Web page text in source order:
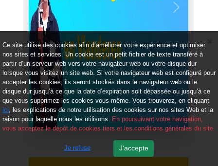
Précédent Suivant
Ce site utilise des cookies afin d’améliorer votre expérience et optimiser
nos sites et services. Un cookie est un petit fichier de texte transféré à
partir d’un serveur web vers votre navigateur web ou votre disque dur
lorsque vous visitez un site web. Si votre navigateur web est configuré pour
accepter les cookies, ils seront stockés dans le navigateur web ou le
disque dur jusqu’à ce que la date d’expiration soit dépassée ou jusqu’à ce
que vous supprimez les cookies vous-même. Vous trouverez, en cliquant
ici, les explications de notre utilisation des cookies sur nos sites Web et la
raison pour laquelle nous les utilisons. En poursuivant votre navigation,
vous acceptez le dépôt de cookies tiers et les conditions générales du site.
Je refuse J'accepte